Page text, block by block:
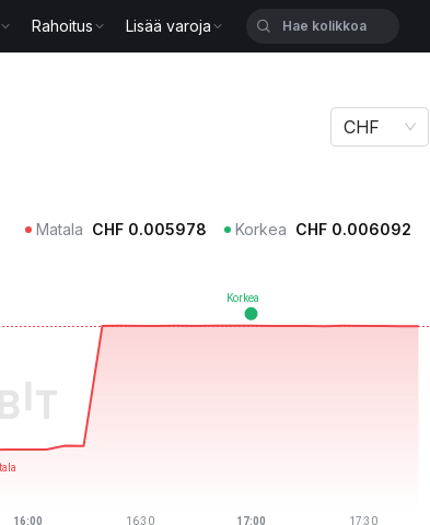
Rahoitus Lisää varoja
CHF
Matala CHF 0.005978 Korkea CHF 0.006092